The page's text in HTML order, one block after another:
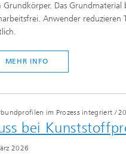
Grundkörper. Das
Anwender reduzieren
MEHR INFO
im Prozess integriert /
bei
2026